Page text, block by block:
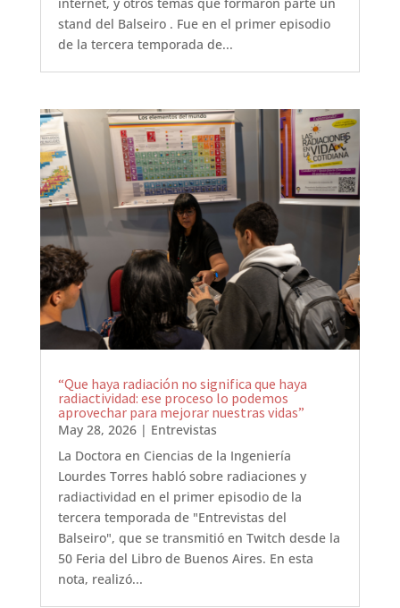
stand del Balseiro . Fue en el primer episodio
de la tercera temporada de...
“Que haya radiación no significa que haya
radiactividad: ese proceso lo podemos
aprovechar para mejorar nuestras vidas”
May 28, 2026| Entrevistas
La Doctora en Ciencias de la Ingeniería
Lourdes Torres habló sobre radiaciones y
radiactividad en el primer episodio de la
tercera temporada de "Entrevistas del
Balseiro", que se transmitió en Twitch desde la
50 Feria del Libro de Buenos Aires. En esta
nota, realizó...